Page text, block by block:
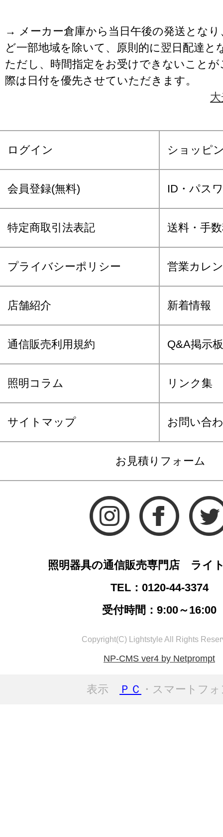
→ メーカー倉庫から当日午後の発送となり
ど一部地域を除いて、原則的に翌日配達と
ただし、時間指定をお受けできないこと
際は日付を優先させていただきます。
ログイン ショッピ
会員登録(無料) ID・パス
特定商取引法表記 送料・手
プライバシーポリシー 営業カレ
店舗紹介 新着情報
通信販売利用規約 Q&A掲示板
照明コラム リンク集
サイトマップ お問い合
お見積りフォーム
照明器具の通信販売専門店 ライ
TEL：0120-44-3374
受付時間：9:00～16:00
Copyright(C) Lightstyle All Rights
NP-CMS ver4 by Netprompt
表示 ＰＣ ・スマートフ